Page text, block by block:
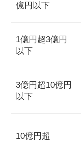
億円以下
1億円超3億円
以下
3億円超10億円
以下
10億円超